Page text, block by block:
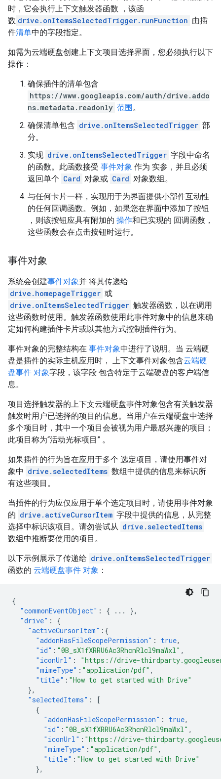
时，它会执行上下文触发器函数 ，该函
数 drive.onItemsSelectedTrigger.runFunction 由插
件清单中的字段指定。
如需为云端硬盘创建上下文项目选择界面，您必须执行以下
操作：
确保插件的清单包含
https://www.googleapis.com/auth/drive.addo
ns.metadata.readonly 范围。
确保清单包含 drive.onItemsSelectedTrigger 部
分。
实现 drive.onItemsSelectedTrigger 字段中命名
的函数。此函数接受 事件对象 作为 实参，并且必须
返回单个 Card 对象或 Card 对象数组。
与任何卡片一样，实现用于为界面提供小部件互动性
的任何回调函数。例如，如果您在界面中添加了按钮
，则该按钮应具有附加的 操作和已实现的 回调函数，
这些函数会在点击按钮时运行。
事件对象
系统会创建事件对象并 将其传递给
drive.homepageTrigger 或
drive.onItemsSelectedTrigger 触发器函数，以在调用
这些函数时使用。触发器函数使用此事件对象中的信息来确
定如何构建插件卡片或以其他方式控制插件行为。
事件对象的完整结构在 事件对象中进行了说明。当 云端硬
盘是插件的实际主机应用时， 上下文事件对象包含云端硬
盘事件 对象字段，该字段 包含特定于云端硬盘的客户端信
息。
项目选择触发器的上下文云端硬盘事件对象包含有关触发器
触发时用户已选择的项目的信息。当用户在云端硬盘中选择
多个项目时，其中一个项目会被视为用户最感兴趣的项目；
此项目称为“活动光标项目” 。
如果插件的行为旨在应用于多个 选定项目，请使用事件对
象中 drive.selectedItems 数组中提供的信息来标识所
有这些项目。
当插件的行为应仅应用于单个选定项目时，请使用事件对象
的 drive.activeCursorItem 字段中提供的信息，从完整
选择中标识该项目。请勿尝试从 drive.selectedItems
数组中推断要使用的项目。
以下示例展示了传递给 drive.onItemsSelectedTrigger
函数的 云端硬盘事件 对象 ：
{
"commonEventObject" : { ...
},
"drive" :
{
"activeCursorItem" :{
"addonHasFileScopePermission" : true,
"id" : "0B_sX1fXRRU6Ac3RhcnRlcl9maWxl" ,
"iconUrl" :
"https://drive-
"mimeType" : "application/pdf" ,
"title" : "How to get started with Drive"
},
"selectedItems" :
[
{
"addonHasFileScopePermission" : true,
"id" : "0B_sX1fXRRU6Ac3RhcnRlcl9maWxl" ,
"iconUrl" : "https://drive-
"mimeType" : "application/pdf" ,
"title" : "How to get started with Drive"
},